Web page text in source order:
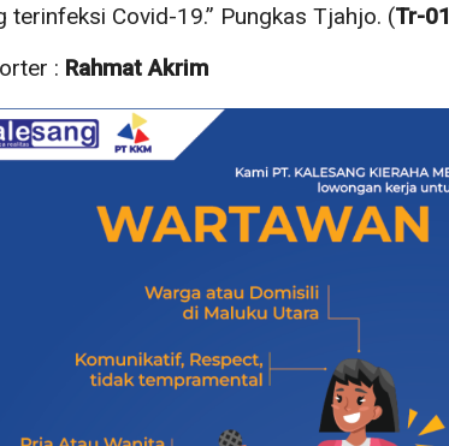
terinfeksi Covid-19.” Pungkas Tjahjo. (Tr-01
: Rahmat Akrim